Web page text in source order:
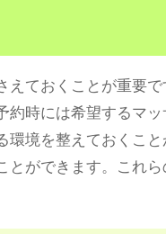
ておくことが重要
時には希望するマ
境を整えておくこ
ができます。これ